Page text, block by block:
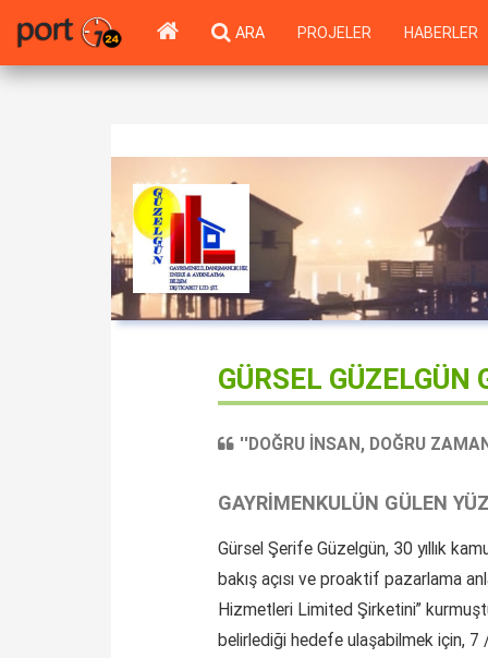
ARA PROJELER HABERLER
GÜRSEL
''DOĞRU İNSAN, DOĞRU
GAYRİMENKULÜN GÜLEN
Gürsel Şerife Güzelgün, 30 yıllık
bakış açısı ve proaktif pazarlama
Hizmetleri Limited Şirketini”
belirlediği hedefe ulaşabilmek için, 7